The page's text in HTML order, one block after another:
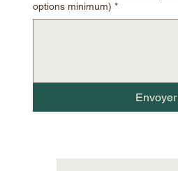
options minimum) *
Envoyer